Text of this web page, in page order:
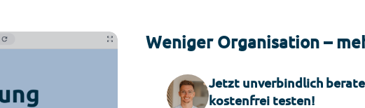
Weniger Organisation –
Jetzt unverbindlich
kostenfrei testen!